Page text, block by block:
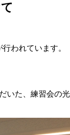
われています。
いた、練習会の光